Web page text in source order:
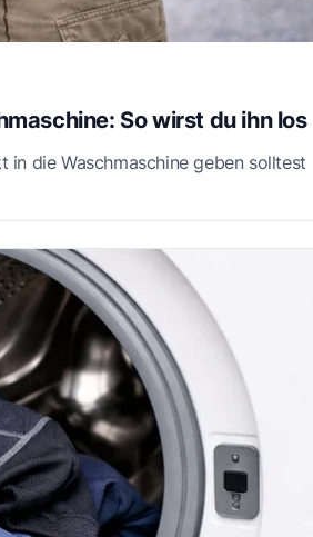
So wirst du ihn los
in die Waschmaschine geben solltest